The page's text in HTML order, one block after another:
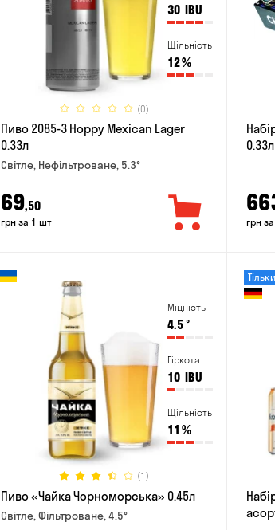
30 IBU
Щільність
12%
(0)
Пиво 2085-3 Hoppy Mexican Lager
0.33л
Світле, Нефільтроване, 5.3°
69,50
грн за 1 шт грн
Міцність
4.5°
Гіркота
10 IBU
Щільність
11 %
(1)
Пиво «Чайка Чорноморська» 0.45л
Світле, Фільтроване, 4.5°